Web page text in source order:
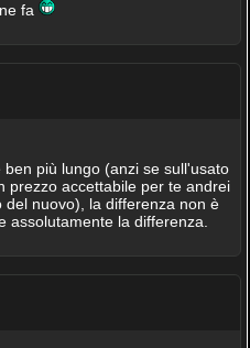
fa
più lungo (anzi se sull'usato
prezzo accettabile per te andrei
nuovo), la differenza non è
assolutamente la differenza.